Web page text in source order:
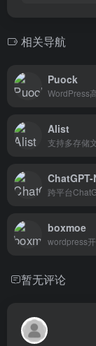
相关导航
Puock
Alist
跨平台
boxmoe
暂无评论